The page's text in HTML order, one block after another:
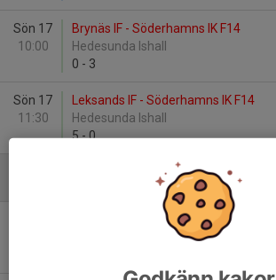
Sön 17
10:00
Brynäs IF - Söderhamns IK F14
Hedesunda Ishall
0 - 3
Sön 17
11:30
Leksands IF - Söderhamns IK F14
Hedesunda Ishall
5-0
Falu IF - Söderhamns IK